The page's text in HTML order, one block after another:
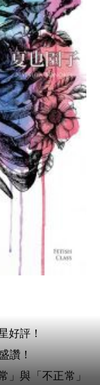
好評！
讚！
與「不正常」